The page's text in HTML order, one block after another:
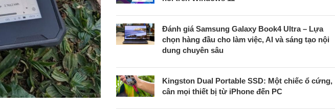
Đánh giá Samsung Galaxy Book4 Ultra – Lựa
chọn hàng đầu cho làm việc, AI và sáng tạo nội
dung chuyên sâu
Kingston Dual Portable SSD: Một chiếc ổ cứng,
cân mọi thiết bị từ iPhone đến PC